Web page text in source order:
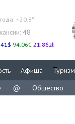
+20.8°
48
94.06€ 21.86zł
Афиша Туризм
@ Общество